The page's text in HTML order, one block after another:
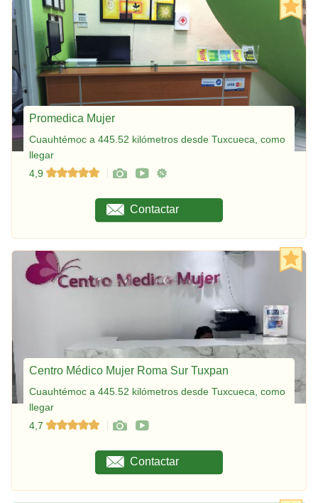
Promedica Mujer
Cuauhtémoc a 445.52 kilómetros desde Tuxcueca, como
llegar
4,9
Contactar
Centro Médico Mujer Roma Sur Tuxpan
Cuauhtémoc a 445.52 kilómetros desde Tuxcueca, como
llegar
4,7
Contactar